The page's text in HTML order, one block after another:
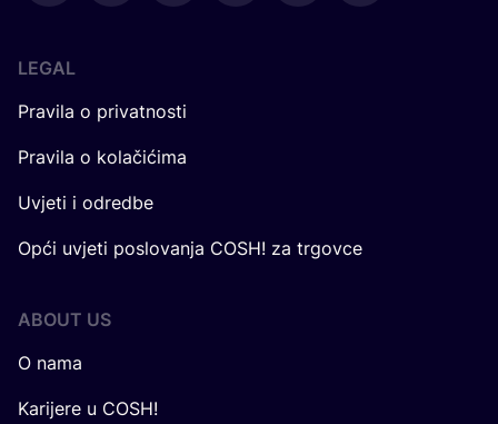
LEGAL
Pravila o privatnosti
Pravila o kolačićima
Uvjeti i odredbe
Opći uvjeti poslovanja COSH! za trgovce
ABOUT US
O nama
Karijere u COSH!